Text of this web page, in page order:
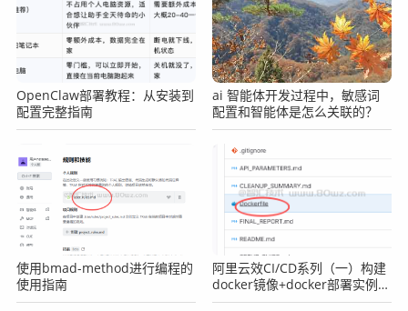
OpenClaw部署教程：从安装到
配置完整指南
ai 智能体开发过程中，敏感词
配置和智能体是怎么关联的？
使用bmad-method进行编程的
使用指南
阿里云效CI/CD系列（一）构建
docker镜像+docker部署实例的
项目案例